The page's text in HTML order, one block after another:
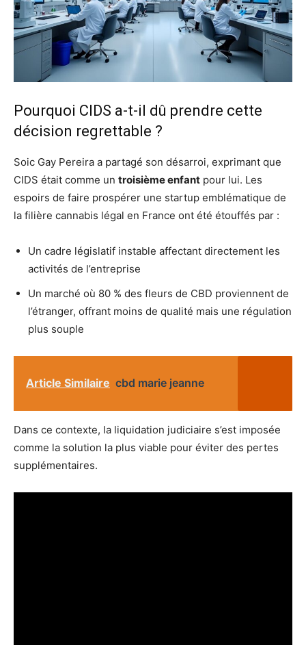
Pourquoi CIDS a-t-il dû prendre cette
décision regrettable ?
Soic Gay Pereira a partagé son désarroi, exprimant que
CIDS était comme un troisième enfant pour lui. Les
espoirs de faire prospérer une startup emblématique de
la filière cannabis légal en France ont été étouffés par :
Un cadre législatif instable affectant directement les
activités de l’entreprise
Un marché où 80 % des fleurs de CBD proviennent de
l’étranger, offrant moins de qualité mais une régulation
plus souple
Article Similaire cbd marie jeanne
Dans ce contexte, la liquidation judiciaire s’est imposée
comme la solution la plus viable pour éviter des pertes
supplémentaires.